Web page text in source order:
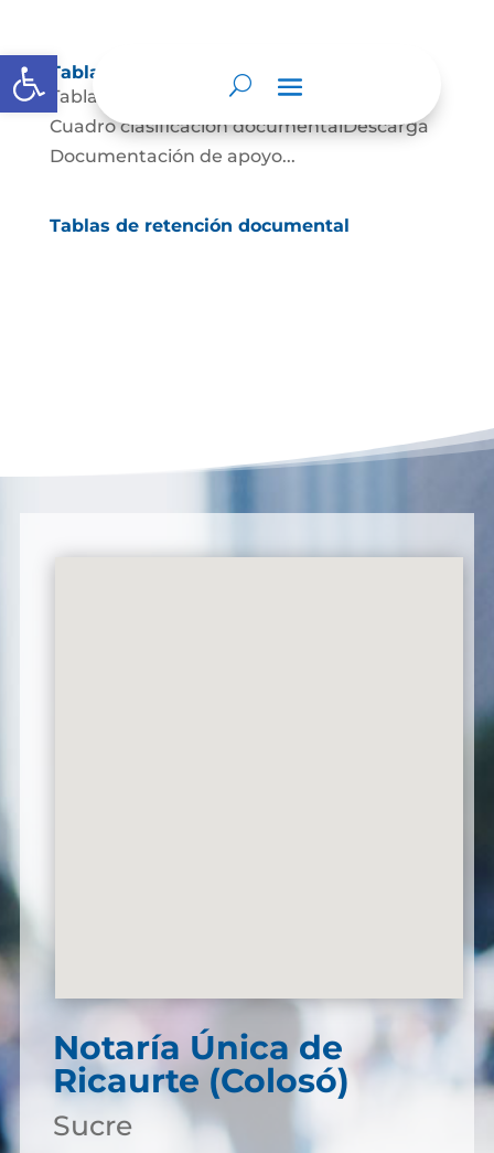
Abrir barra de herramientas
Tablas de retención documental
Tablas de Retención documental Descarga
Cuadro clasificación documentalDescarga
Documentación de apoyo...
Tablas de retención documental
Notaría Única de
Ricaurte (Colosó)
Sucre